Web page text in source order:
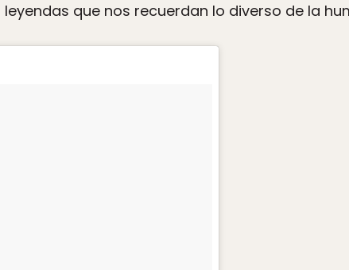
que nos recuerdan lo diverso de la